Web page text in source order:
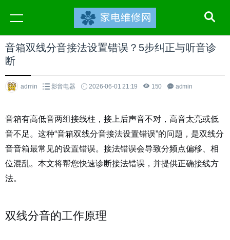
音箱双线分音接法设置错误？5步纠正与听音诊
断
admin 影音电器 2026-06-01 21:19 150 admin
音箱有高低音两组接线柱，接上后声音不对，高音太亮或低
音不足。这种“音箱双线分音接法设置错误”的问题，是双线分
音音箱最常见的设置错误。接法错误会导致分频点偏移、相
位混乱。本文将帮您快速诊断接法错误，并提供正确接线方
法。
双线分音的工作原理